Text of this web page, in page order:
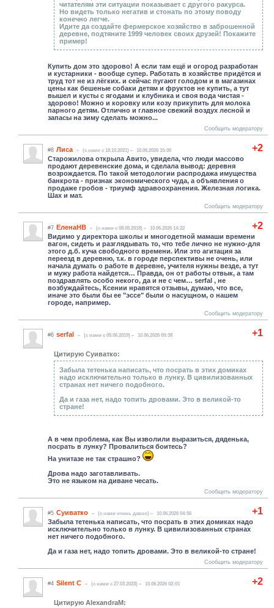
читателям эти ситуации показывает с другого ракурса.
Но видеть только негатив и стонать по этому поводу
конечно легче.
Идите да создайте фермерское хозяйство в заброшенной
деревне, подтяните 1999 человек своих друзей! Покажите
пример!
Купить дом это здорово! А если там ещё и огород разработан
и кустарники - вообще супер. Работать в хозяйстве придётся и
труд тот не из лёгких. и сейчас пугают голодом и в магазинах
цены как бешеные собаки детям и фруктов не купить, а тут
вышел и кусты с ягодами и клубника и своя вода чистая -
здорово! Можно и коровку или козу прикупить для молока
парного детям. Отлично и главное свежий воздух лесной и
запасы на зиму сделать можно...
Сообщить модератору
+2
#8 Лиса (c нами с 18.10.2021) 10.06.2026 15:00
Старожилова открыла Авито, увидела, что люди массово
продают деревенские дома, и сделала вывод: деревня
возрождается. По такой методологии распродажа имущества
банкрота - признак экономического чуда, а объявления о
продаже гробов - триумф здравоохранения. Железная логика.
Шах и мат.
Сообщить модератору
+2
#7 ЕленаНВ (c нами с 08.05.2018) 10.06.2026 14:22
Видимо у директора школы и многодетной мамаши времени
вагон, сидеть и разглядывать то, что тебе лично не нужно-для
этого д.б. куча свободного времени. Или это агитация за
переезд в деревню, т.к. в городе перспективы не очень, или
начала думать о работе в деревне, учителя нужны везде, а тут
и мужу работа найдется… Правда, он от работы отвык, а там
поздравлять особо некого, да и не с чем… serfal , не
возбуждайтесь, Ксении нравятся отзывы, думаю, что все,
иначе это были бы ее "эссе" были о насущном, о нашем
городе, например.
Сообщить модератору
+1
#6 serfal (c нами с 05.06.2019) 10.06.2026 09:38
Цитирую Суиватко:
Забыла тетенька написать, что посрать в этих домиках
надо исключительно только в лунку. В цивилизованных
странах нет ничего подобного.
Да и газа нет, надо топить дровами. Это в великой-то
стране!
А в чем проблема, как Вы изволили выразиться, дяденька,
посрать в лунку? Провалиться боитесь?
На унитазе не так страшно?
Дрова надо заготавливать.
Это не языком на диване чесать.
Сообщить модератору
+1
#5 Суиватко (c нами очень давно) 10.06.2026 04:56
Забыла тетенька написать, что посрать в этих домиках надо
исключительно только в лунку. В цивилизованных странах
нет ничего подобного.
Да и газа нет, надо топить дровами. Это в великой-то стране!
Сообщить модератору
+2
#4 Silent C (c нами с 27.03.2023) 10.06.2026 02:01
Цитирую AlexandraM: